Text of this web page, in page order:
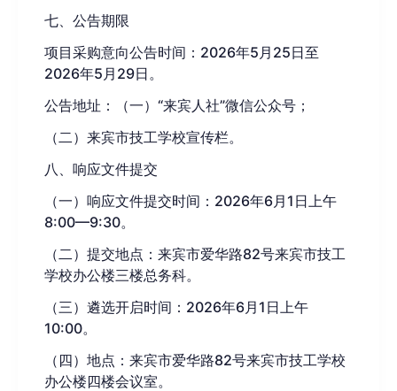
七、 公告期限
项目采购意向公告时间： 2026年5 月 25日至
2026年5 月 29日 。
公告地址：
（一） “来宾人社”微信公众号 ；
（ 二） 来宾市技工学校宣传栏。
八
、响应文件提交
（一）响应文件提交时间： 2026年6月 1 日上午
8:00—9:30。
（ 二）提交地点：来宾市爱华路82号来宾市技工
学校办公楼三楼总务科。
（三）遴选开启时间： 2026年6月 1 日上午
10:00。
（ 四） 地点：来宾市爱华路82号来宾市技工学校
办公楼四楼会议室。